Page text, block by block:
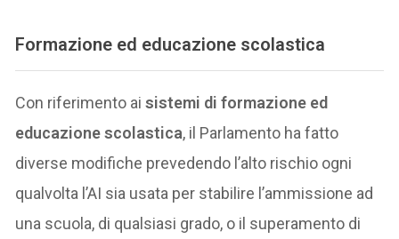
Formazione ed educazione scolastica
Con riferimento aisistemi di formazione ed
educazione scolastica, il Parlamento ha fatto
diverse modifiche prevedendo l’alto rischio ogni
qualvolta l’AI sia usata per stabilire l’ammissione ad
una scuola, di qualsiasi grado, o il superamento di